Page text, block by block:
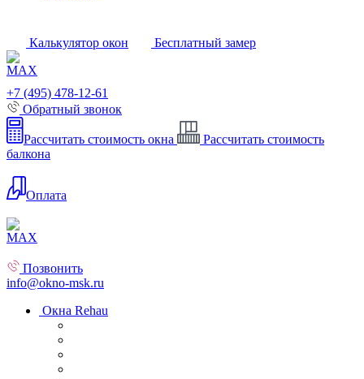
Калькулятор окон Бесплатный замер
+7 (495) 478-12-61
Обратный звонок
Рассчитать стоимость окна
Рассчитать стоимость
балкона
Оплата
Позвонить
info@okno-msk.ru
Окна Rehau